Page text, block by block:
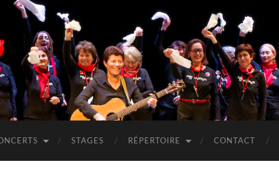
STAGES RÉPERTOIRE CONTACT